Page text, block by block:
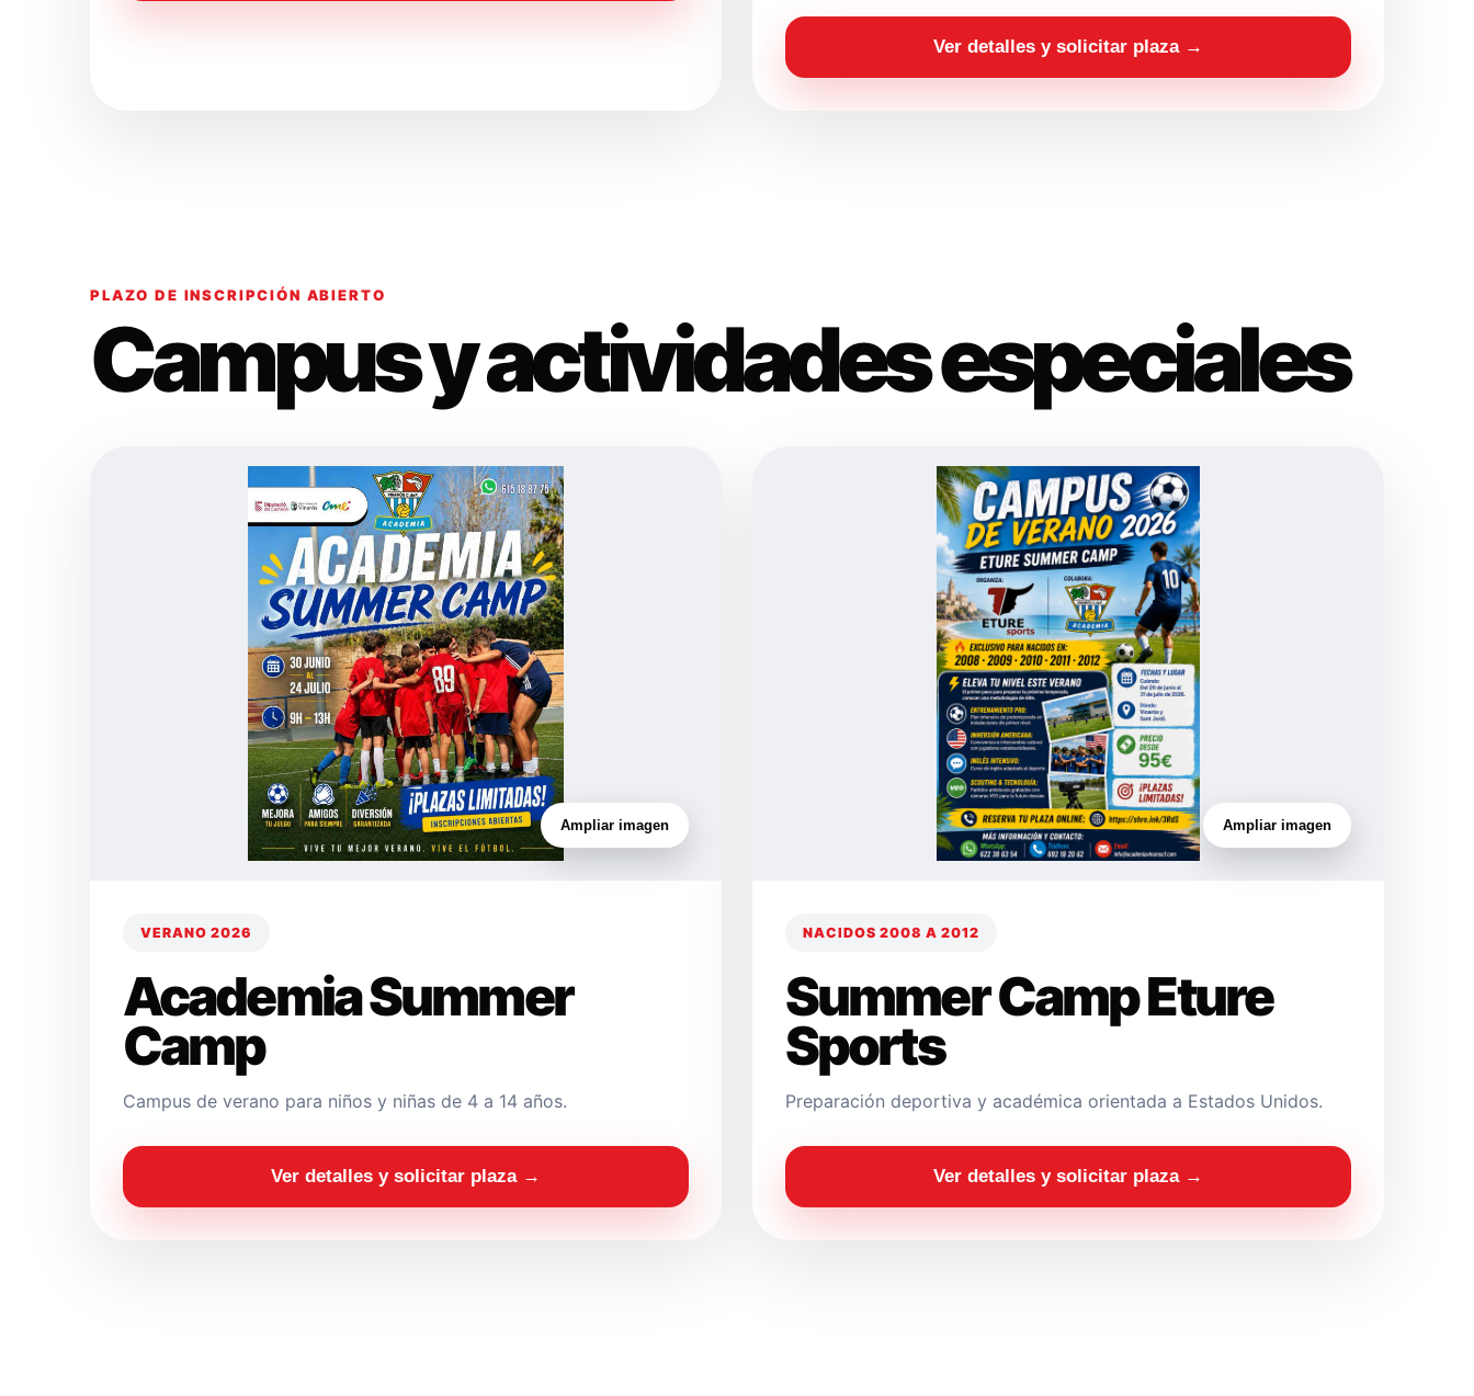
Ver detalles y solicitar plaza →
PLAZO DE INSCRIPCIÓN ABIERTO
Campus y actividades especiales
Ampliar imagen
VERANO 2026
Academia Summer
Camp
Campus de verano para niños y niñas de 4 a 14 años.
Ver detalles y solicitar plaza →
Ampliar imagen
NACIDOS 2008 A 2012
Summer Camp Eture
Sports
Preparación deportiva y académica orientada a Estados Unidos.
Ver detalles y solicitar plaza →